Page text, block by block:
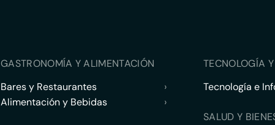
GASTRONOMÍA Y ALIMENTACIÓN
Bares y Restaurantes
›
Alimentación y Bebidas
›
TECNOLOGÍA
Tecnología e
SALUD Y